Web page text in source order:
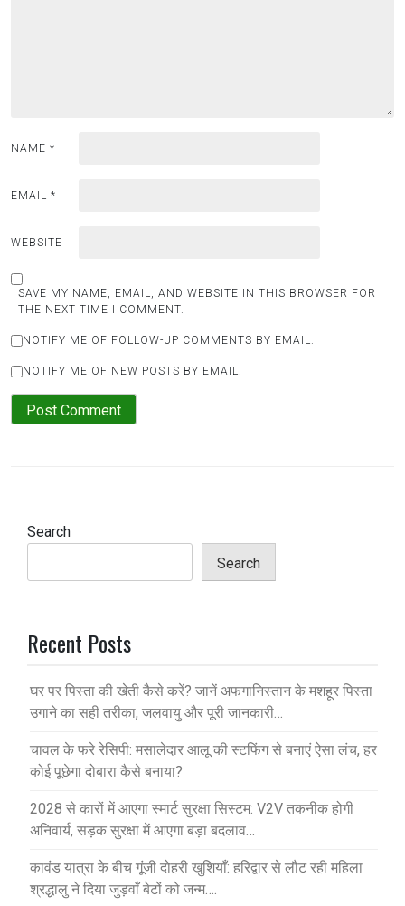
NAME *
EMAIL *
WEBSITE
SAVE MY NAME, EMAIL, AND WEBSITE IN THIS BROWSER FOR
THE NEXT TIME I COMMENT.
NOTIFY ME OF FOLLOW-UP COMMENTS BY EMAIL.
NOTIFY ME OF NEW POSTS BY EMAIL.
Search
Search
Recent Posts
घर पर पिस्ता की खेती कैसे करें? जानें अफगानिस्तान के मशहूर पिस्ता
उगाने का सही तरीका, जलवायु और पूरी जानकारी…
चावल के फरे रेसिपी: मसालेदार आलू की स्टफिंग से बनाएं ऐसा लंच, हर
कोई पूछेगा दोबारा कैसे बनाया?
2028 से कारों में आएगा स्मार्ट सुरक्षा सिस्टम: V2V तकनीक होगी
अनिवार्य, सड़क सुरक्षा में आएगा बड़ा बदलाव…
कावंड यात्रा के बीच गूंजी दोहरी खुशियाँ: हरिद्वार से लौट रही महिला
श्रद्धालु ने दिया जुड़वाँ बेटों को जन्म….